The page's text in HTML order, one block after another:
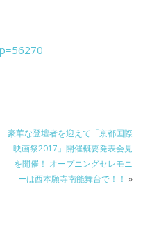
豪華な登壇者を迎えて「京都国際
映画祭2017」開催概要発表会見
を開催！ オープニングセレモニ
ーは西本願寺南能舞台で！！ »